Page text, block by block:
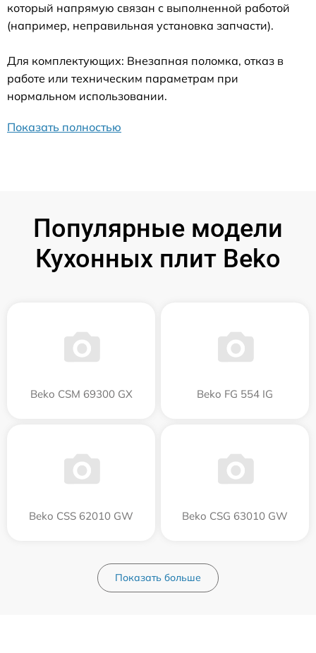
который напрямую связан с выполненной работой
(например, неправильная установка запчасти).
Для комплектующих: Внезапная поломка, отказ в
работе или техническим параметрам при
нормальном использовании.
Показать полностью
Популярные модели
Кухонных плит Beko
Beko CSM 69300 GX Beko FG 554 IG
Beko CSS 62010 GW Beko CSG 63010 GW
Показать больше